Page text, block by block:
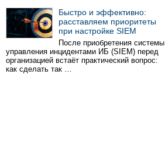
Быстро и эффективно:
расставляем приоритеты
при настройке SIEM
После приобретения системы
управления инцидентами ИБ (SIEM) перед
организацией встаёт практический вопрос:
как сделать так …